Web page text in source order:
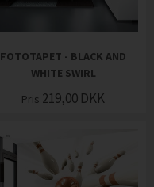
FOTOTAPET - BLACK AND
WHITE SWIRL
Pris 219,00 DKK